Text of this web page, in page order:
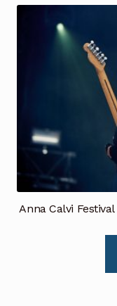
Anna Calvi